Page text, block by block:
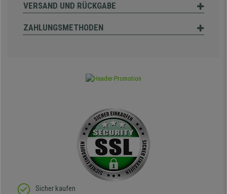
VERSAND UND RÜCKGABE
ZAHLUNGSMETHODEN
Sicher kaufen